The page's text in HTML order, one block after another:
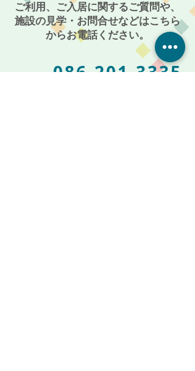
ご利用、ご入居に関するご質問や、
施設の見学・お問合せなどはこちら
からお電話ください。
086-201-3335